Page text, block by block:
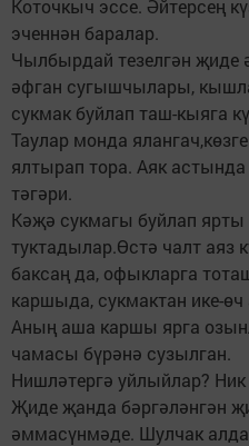
Коточкыч эссе. Әйтерсең
эченнән баралар.
Чылбырдай тезелгән җиде
әфган сугышчылары,
сукмак буйлап таш-кыяга
Таулар монда
ялтырап тора. Аяк
тәгәри.
Кәҗә сукмагы буйлап ярты
туктадылар.Өстә чалт аяз
баксаң да, офыкларга
каршыда, сукмактан ике-
Аның аша каршы ярга
чамасы бүрәнә сузылган.
Нишләтергә уйлыйлар?
Җиде җанда бәргәләнгән
әммасүнмәде. Шулчак